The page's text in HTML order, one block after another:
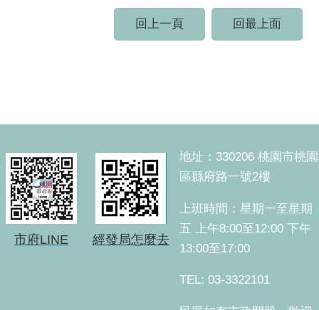
回上一頁 回最上面
:::
市府LINE 經發局怎麼去
地址：330206 桃園市桃園
區縣府路一號2樓
上班時間：星期一至星期
五 上午8:00至12:00 下午
13:00至17:00
TEL: 03-3322101